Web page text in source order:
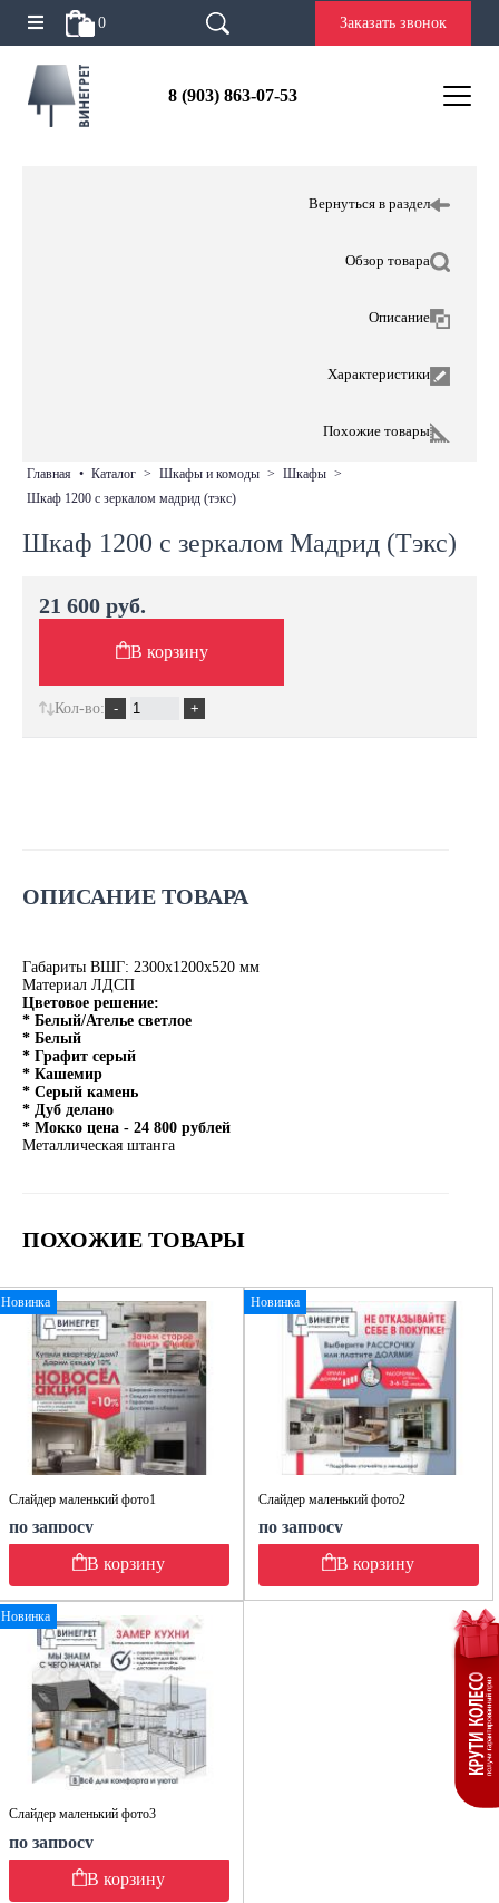
0 Заказать звонок
8 (903) 863-07-53
Вернуться в раздел
Обзор товара
Описание
Характеристики
Похожие товары
главная • каталог > шкафы и комоды > шкафы >
шкаф 1200 с зеркалом мадрид (тэкс)
Шкаф 1200 с зеркалом Мадрид (Тэкс)
ОПИСАНИЕ ТОВАРА
Габариты ВШГ: 2300х1200х520 мм
Материал ЛДСП
Цветовое решение:
* Белый/Ателье светлое
* Белый
* Графит серый
* Кашемир
* Серый камень
* Дуб делано
* Мокко цена - 24 800 рублей
Металлическая штанга
ПОХОЖИЕ ТОВАРЫ
Новинка
Слайдер маленький фото1
по запросу
В корзину
Новинка
Слайдер маленький фото2
по запросу
В корзину
Новинка
Слайдер маленький фото3
по запросу
В корзину
21 600 руб.
В корзину
Кол-во: